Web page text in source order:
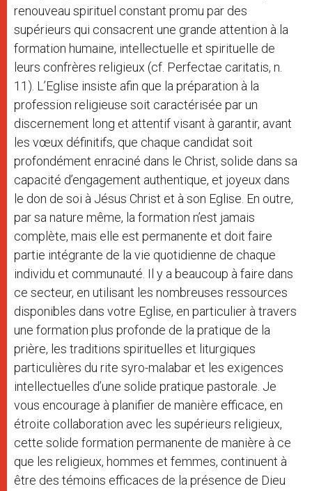
renouveau spirituel constant promu par des
supérieurs qui consacrent une grande attention à la
formation humaine, intellectuelle et spirituelle de
leurs confrères religieux (cf. Perfectae caritatis, n.
11). L’Eglise insiste afin que la préparation à la
profession religieuse soit caractérisée par un
discernement long et attentif visant à garantir, avant
les vœux définitifs, que chaque candidat soit
profondément enraciné dans le Christ, solide dans sa
capacité d’engagement authentique, et joyeux dans
le don de soi à Jésus Christ et à son Eglise. En outre,
par sa nature même, la formation n’est jamais
complète, mais elle est permanente et doit faire
partie intégrante de la vie quotidienne de chaque
individu et communauté. Il y a beaucoup à faire dans
ce secteur, en utilisant les nombreuses ressources
disponibles dans votre Eglise, en particulier à travers
une formation plus profonde de la pratique de la
prière, les traditions spirituelles et liturgiques
particulières du rite syro-malabar et les exigences
intellectuelles d’une solide pratique pastorale. Je
vous encourage à planifier de manière efficace, en
étroite collaboration avec les supérieurs religieux,
cette solide formation permanente de manière à ce
que les religieux, hommes et femmes, continuent à
être des témoins efficaces de la présence de Dieu